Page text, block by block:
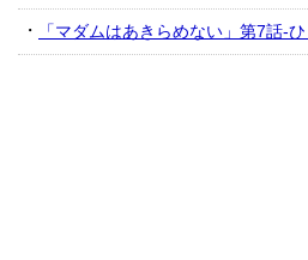
「マダムはあきらめない」第7話-